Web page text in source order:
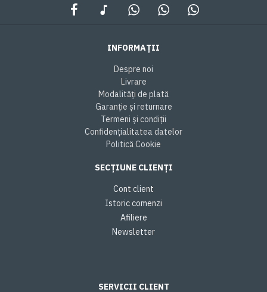
INFORMAȚII
Despre noi
Livrare
Modalități de plată
Garanție și returnare
Termeni și condiții
Confidențialitatea datelor
Politică Cookie
SECȚIUNE CLIENȚI
Cont client
Istoric comenzi
Afiliere
Newsletter
SERVICII CLIENT